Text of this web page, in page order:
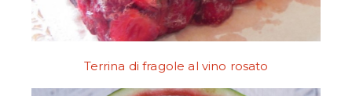
Terrina di fragole al vino rosato